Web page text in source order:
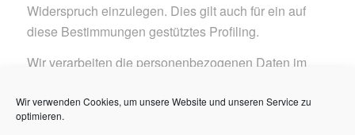
Wir verwenden Cookies, um unsere Website und unseren Service zu
optimieren.
Widerspruch einzulegen. Dies gilt auch für ein auf
diese Bestimmungen gestütztes Profiling.
Wir verarbeiten die personenbezogenen Daten im
können zwingende schutzwürdige Gründe für die
Verarbeitung nachweisen, die den Interessen,